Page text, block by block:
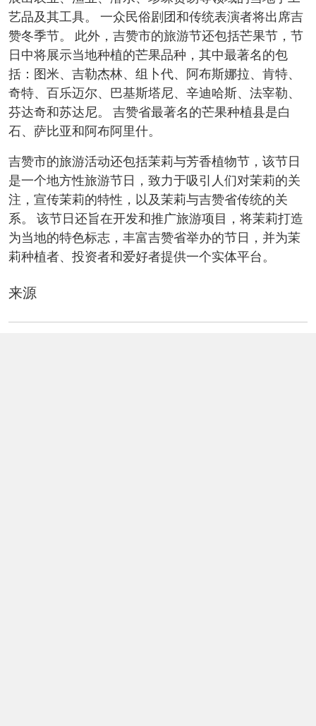
艺品及其工具。 一众民俗剧团和传统表演者将出席吉
赞冬季节。 此外，吉赞市的旅游节还包括芒果节，节
日中将展示当地种植的芒果品种，其中最著名的包
括：图米、吉勒杰林、组卜代、阿布斯娜拉、肯特、
奇特、百乐迈尔、巴基斯塔尼、辛迪哈斯、法宰勒、
芬达奇和苏达尼。 吉赞省最著名的芒果种植县是白
石、萨比亚和阿布阿里什。
吉赞市的旅游活动还包括茉莉与芳香植物节，该节日
是一个地方性旅游节日，致力于吸引人们对茉莉的关
注，宣传茉莉的特性，以及茉莉与吉赞省传统的关
系。 该节日还旨在开发和推广旅游项目，将茉莉打造
为当地的特色标志，丰富吉赞省举办的节日，并为茉
莉种植者、投资者和爱好者提供一个实体平台。
来源